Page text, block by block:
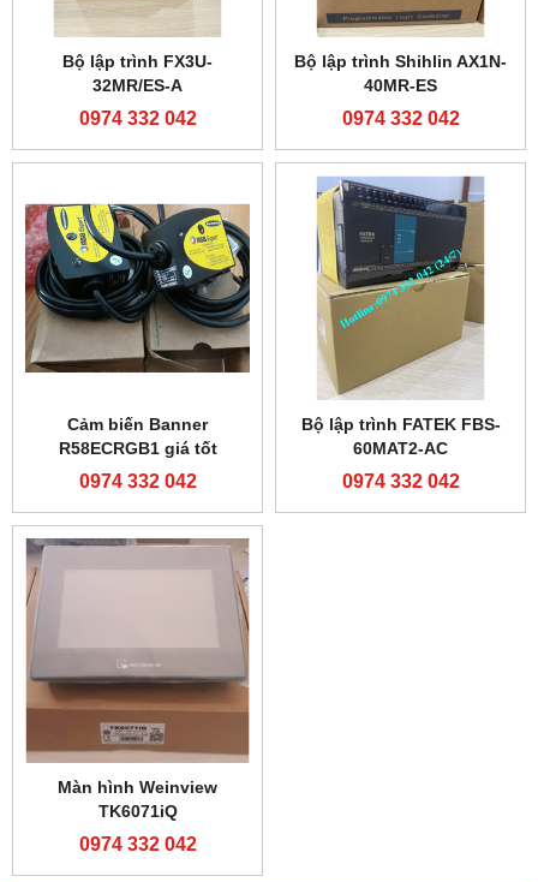
Bộ lập trình FX3U-
32MR/ES-A
0974 332 042
Bộ lập trình Shihlin AX1N-
40MR-ES
0974 332 042
Cảm biến Banner
R58ECRGB1 giá tốt
0974 332 042
Bộ lập trình FATEK FBS-
60MAT2-AC
0974 332 042
Màn hình Weinview
TK6071iQ
0974 332 042